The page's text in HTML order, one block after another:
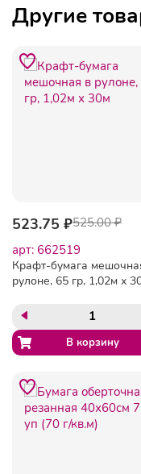
Другие
523.75 ₽525.00 ₽
арт: 662519
Крафт-бумага
рулоне, 65 гр, 1,02м х